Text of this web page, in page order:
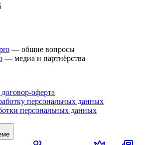
— общие вопросы
— медиа и партнёрства
оферта
персональных данных
персональных данных